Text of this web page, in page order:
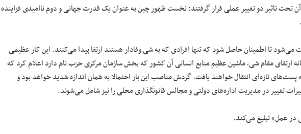
تحت تاثیر دو تغییر عملی قرار گرفتند: نخست ظهور چین به عنوان یک قدرت جهانی و دوم ناامیدی فزاینده
تا اطمینان حاصل شود که تنها افرادی که به شی وفادار هستند ارتقا پیدا می‌کنند. این کار عظیمی
در آستانه ارتقای مقام شی، ماشین عظیم منابع انسانی آن کشور که بخش سازمان مرکزی حزب نام دارد اعلام کرد که
شد یا به پست‌های تازه‌ای انتقال خواهند یافت. گردش مناصب این بار احتمالا به همان اندازه شدید خواهد بود و
تغییر در مدیریت اداره‌های دولتی و مجالس قانونگذاری محلی را نیز شامل می‌شوند.
در عمل» تبلیغ می‌کند.